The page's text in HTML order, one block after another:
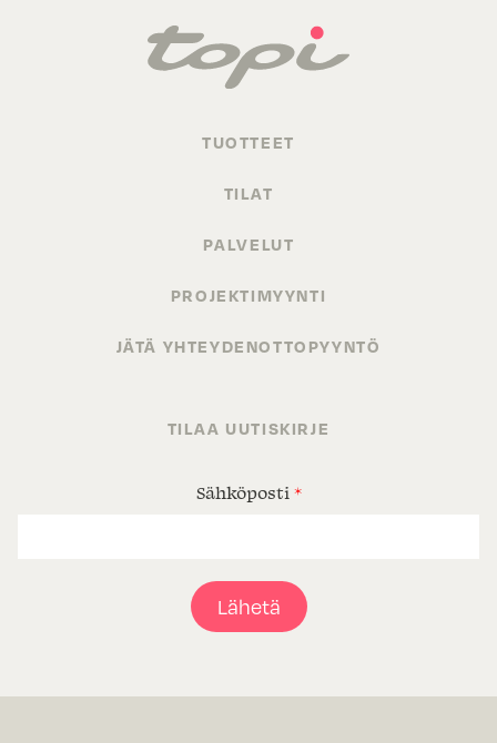
TUOTTEET
TILAT
PALVELUT
PROJEKTIMYYNTI
JÄTÄ YHTEYDENOTTOPYYNTÖ
TILAA UUTISKIRJE
Sähköposti *
Lähetä